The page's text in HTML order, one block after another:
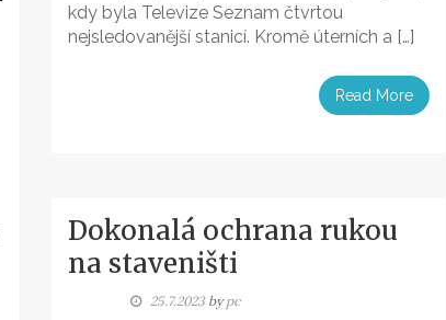
kdy byla Televize Seznam čtvrtou
nejsledovanější stanicí. Kromě úterních a […]
Read More
Dokonalá ochrana rukou
na staveništi
25.7.2023bypc